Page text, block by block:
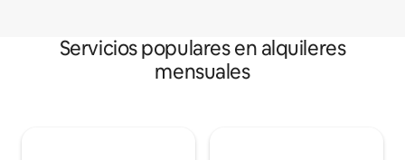
Servicios populares en alquileres
mensuales